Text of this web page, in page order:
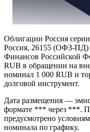
Облигации Россия
Россия, 26155 (ОФЗ-ПД)
Финансов Российской
RUB в обращении на
номинал 1 000 RUB и
долговой инструмент.
Дата размещения —
формате *** через ***.
предусмотрено
номинала по графику.